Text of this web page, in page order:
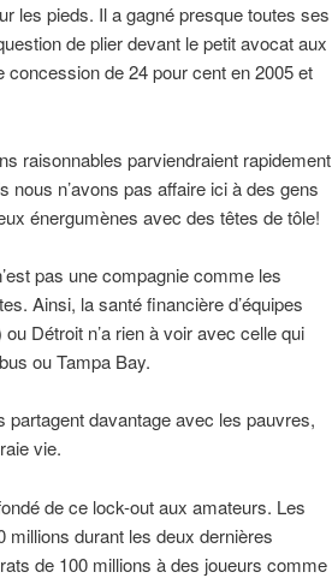
les pieds. Il a gagné presque toutes ses
de plier devant le petit avocat aux
de 24 pour cent en 2005 et
raisonnables parviendraient rapidement
n’avons pas affaire ici à des gens
énergumènes avec des têtes de tôle!
pas une compagnie comme les
Ainsi, la santé financière d’équipes
Détroit n’a rien à voir avec celle qui
ou Tampa Bay.
davantage avec les pauvres,
vie.
de ce lock-out aux amateurs. Les
millions durant les deux dernières
de 100 millions à des joueurs comme